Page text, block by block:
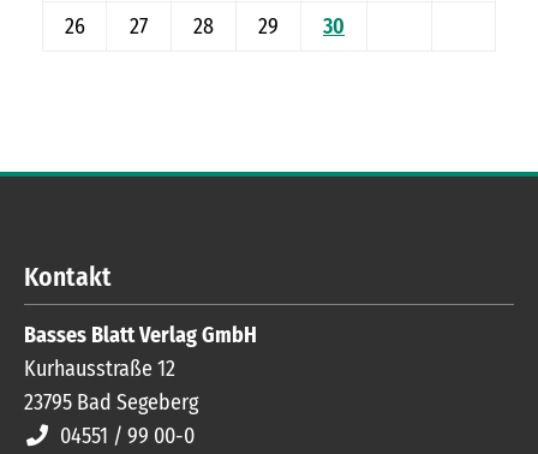
26
27 28 29 30
Kontakt
Basses Blatt Verlag GmbH
Kurhausstraße 12
23795 Bad Segeberg
04551 / 99 00-0